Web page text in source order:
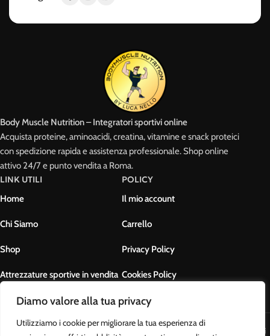
Diamo valore alla tua privacy
Utilizziamo i cookie per migliorare la tua esperienza di
Body Muscle Nutrition – Integratori sportivi online
Acquista proteine, aminoacidi, creatina, vitamine e snack proteici
con spedizione rapida e assistenza professionale. Shop online
attivo 24/7 e punto vendita a Roma.
LINK UTILI
Home
Chi Siamo
Shop
Attrezzature sportive in vendita
Contatti
POLICY
Il mio account
Carrello
Privacy Policy
Cookies Policy
Termini e condizioni
Body Muscle Nutrition di Ottavianelli Luca - PIVA: 17678631007 - Tutti i